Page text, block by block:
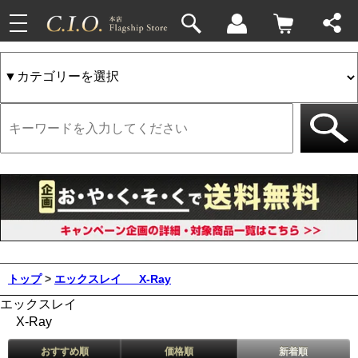
toggle
navigation
トップ > エックスレイ X-Ray
エックスレイ
X-Ray
おすすめ順 価格順 新着順